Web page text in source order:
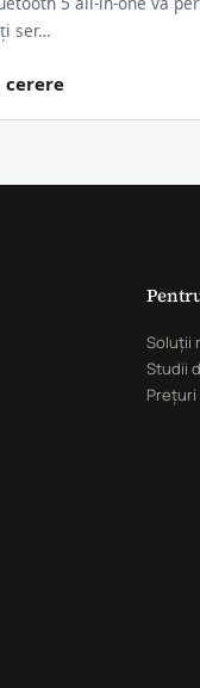
ser…
cerere
Soluții
Studii